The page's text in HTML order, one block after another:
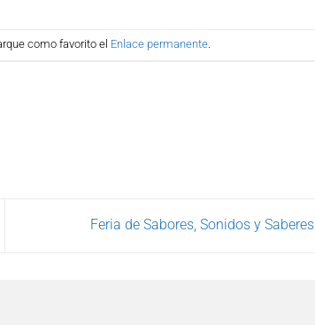
como favorito el Enlace permanente.
Feria de Sabores, Sonidos y Saberes